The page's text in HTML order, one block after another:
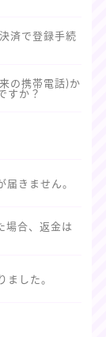
済で登録手続
の携帯電話)か
すか？
きません。
場合、返金は
ました。